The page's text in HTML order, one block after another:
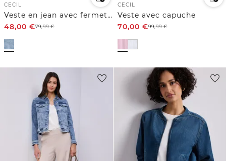
CECIL
Veste en jean avec fermeture à boutons
48,00 €79,99€
CECIL
Veste avec capuche
70,00 €99,99€